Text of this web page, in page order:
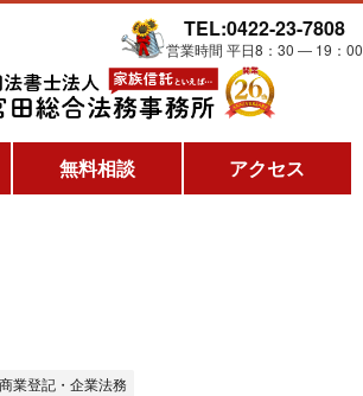
TEL:0422-23-7808
営業時間 平日8：30 ― 19：00
無料相談 アクセス
商業登記・企業法務